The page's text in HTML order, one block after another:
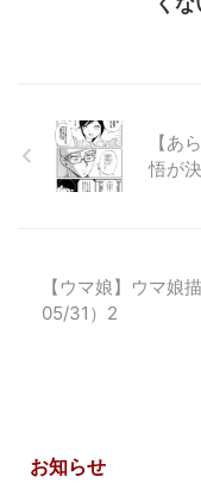
【あ
悟が
【ウマ娘】ウマ娘
05/31）2
お知らせ